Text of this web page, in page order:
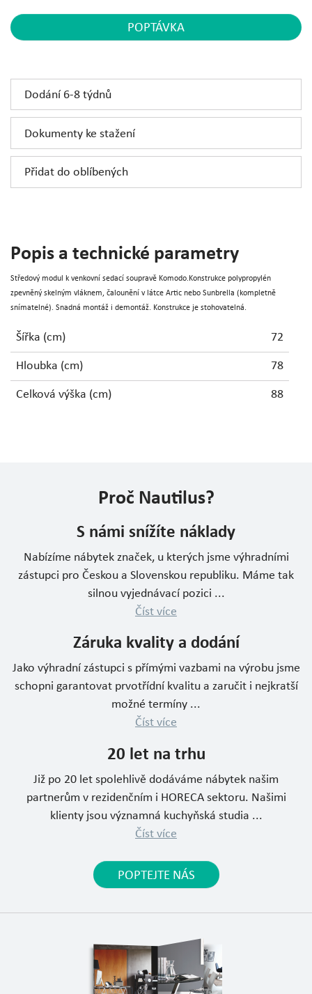
POPTÁVKA
Přidat do oblíbených
Dokumenty ke stažení
Dodání 6-8 týdnů
Popis a technické parametry
Středový modul k venkovní sedací soupravě Komodo.Konstrukce polypropylén
zpevněný skelným vláknem, čalounění v látce Artic nebo Sunbrella (kompletně
snímatelné). Snadná montáž i demontáž. Konstrukce je stohovatelná.
Šířka (cm) 72
Hloubka (cm) 78
Celková výška (cm) 88
Proč Nautilus?
S námi snížíte náklady
Nabízíme nábytek značek, u kterých jsme výhradními
zástupci pro Českou a Slovenskou republiku. Máme tak
silnou vyjednávací pozici ...
Číst více
Záruka kvality a dodání
Jako výhradní zástupci s přímými vazbami na výrobu jsme
schopni garantovat prvotřídní kvalitu a zaručit i nejkratší
možné termíny ...
Číst více
20 let na trhu
Již po 20 let spolehlivě dodáváme nábytek našim
partnerům v rezidenčním i HORECA sektoru. Našimi
klienty jsou významná kuchyňská studia ...
Číst více
POPTEJTE NÁS